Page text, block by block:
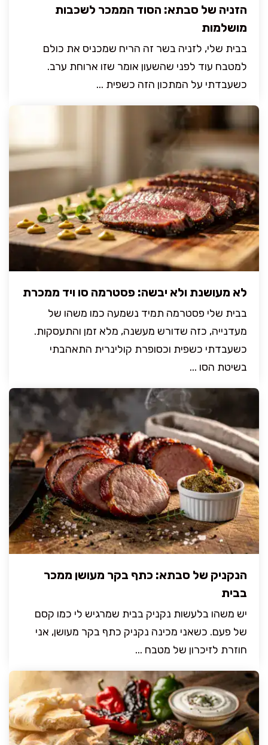
הזניה של סבתא: הסוד הממכר לשכבות
מושלמות
בבית שלי, לזניה בשר זה הריח שמכניס את כולם
למטבח עוד לפני שהשעון אומר שזו ארוחת ערב.
כשעבדתי על המתכון הזה כשפית ...
לא מעושנת ולא יבשה: פסטרמה סו ויד ממכרת
בבית שלי פסטרמה תמיד נשמעה כמו משהו של
מעדנייה, כזה שדורש מעשנה, מלא זמן והתעסקות.
כשעבדתי כשפית וכסופרת קולינרית התאהבתי
בשיטת הסו ...
הנקניק של סבתא: כתף בקר מעושן ממכר
בבית
יש משהו בלעשות נקניק בבית שמרגיש לי כמו קסם
של פעם. כשאני מכינה נקניק כתף בקר מעושן, אני
חוזרת לזיכרון של מטבח ...